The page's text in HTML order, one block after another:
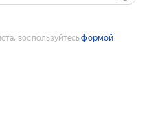
воспользуйтесьформой